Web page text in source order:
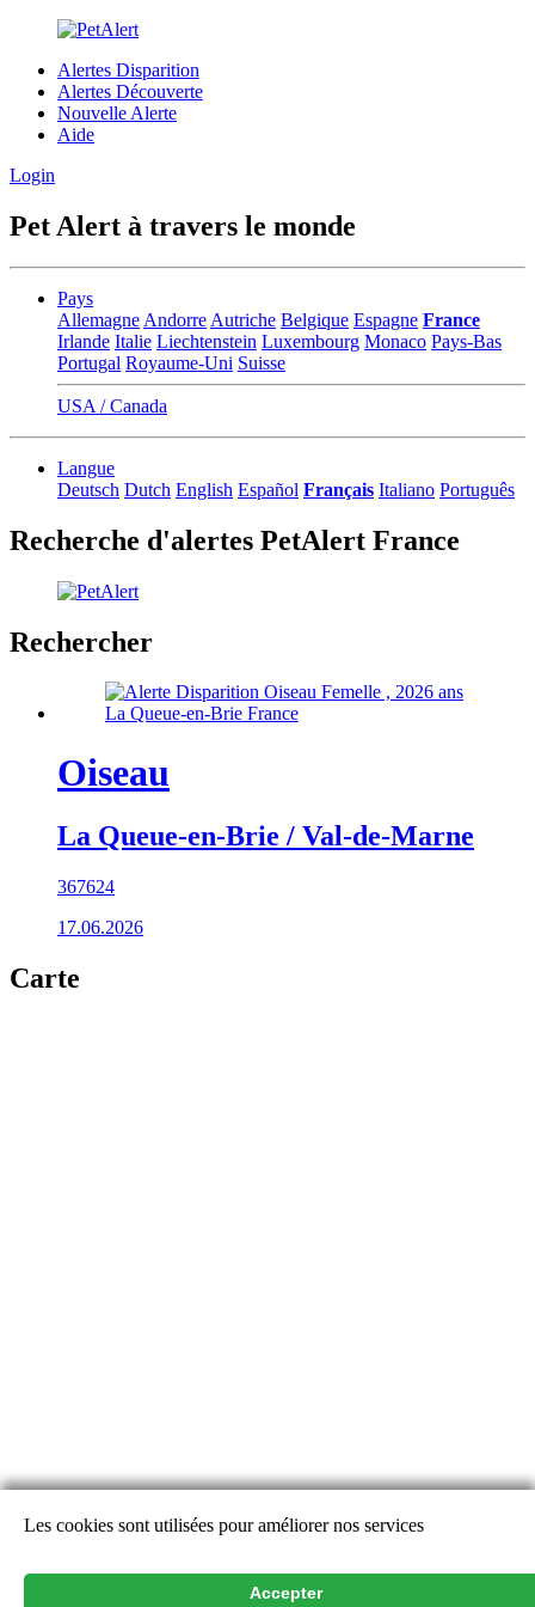
Alertes Disparition
Alertes Découverte
Nouvelle Alerte
Aide
Login
Pet Alert à travers le monde
Pays
Allemagne Andorre Autriche Belgique Espagne France
Irlande Italie Liechtenstein Luxembourg Monaco Pays-Bas
Portugal Royaume-Uni Suisse
USA / Canada
Langue
Deutsch Dutch English Español Français Italiano Português
Recherche d'alertes PetAlert France
Rechercher
Oiseau
La Queue-en-Brie / Val-de-Marne
367624
17.06.2026
Carte
Alertes Disparition
Les cookies sont utilisées pour améliorer nos services
Accepter